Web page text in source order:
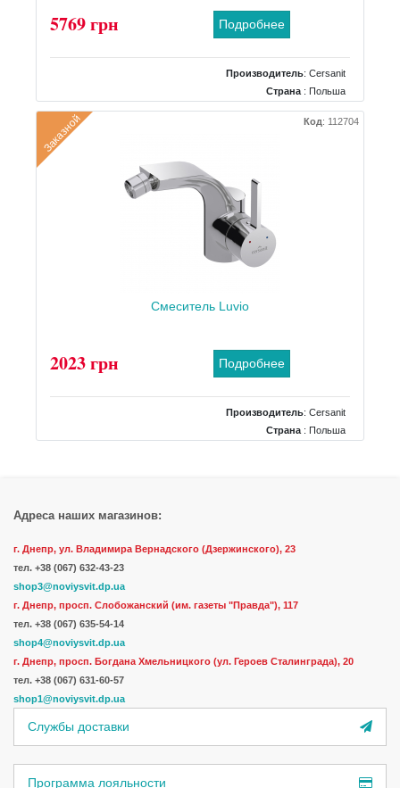
5769 грн Подробнее
Производитель: Cersanit
Страна : Польша
Размеры: 410x1135-1305
: Инсталляция для биде
Заказной Код: 112704
Смеситель Luvio
2023 грн Подробнее
Производитель: Cersanit
Страна : Польша
Адреса наших магазинов:
г. Днепр, ул. Владимира Вернадского (Дзержинского), 23
тел. +38 (067) 632-43-23
shop3@noviysvit.dp.ua
г. Днепр, просп. Слобожанский (им. газеты "Правда"), 117
тел. +38 (067) 635-54-14
shop4@noviysvit.dp.ua
г. Днепр, просп. Богдана Хмельницкого (ул. Героев Сталинграда), 20
тел. +38 (067) 631-60-57
shop1@noviysvit.dp.ua
Службы доставки
Программа лояльности